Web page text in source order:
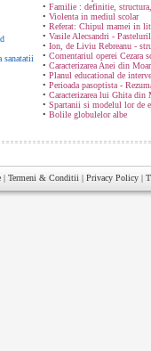
sanatatii
• Familie : definitie,
• Violenta in mediul scolar
• Referat: Chipul mamei in
• Vasile Alecsandri -
• Ion, de Liviu Rebreanu -
• Comentariul operei Cezara
• Caracterizarea Anei din
• Planul educational de
• Perioada pasoptista -
• Caracterizarea lui Ghita din
• Spartanii si modelul lor de
• Bolile globulelor albe
| Termeni & Conditii | Privacy Policy |